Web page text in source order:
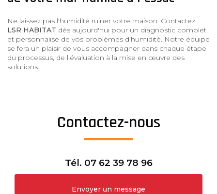
Ne laissez pas l'humidité ruiner votre maison. Contactez
LSR HABITAT dès aujourd'hui pour un diagnostic complet
et personnalisé de vos problèmes d'humidité. Notre équipe
se fera un plaisir de vous accompagner dans chaque étape
du processus, de l'évaluation à la mise en œuvre des
solutions.
Contactez-nous
Tél. 07 62 39 78 96
Envoyer un message